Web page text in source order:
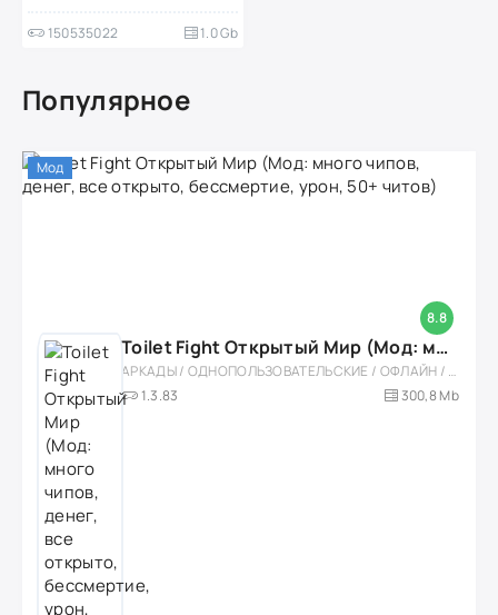
150535022 1.0 Gb
Популярное
8.8
Мод
Toilet Fight Открытый Мир (Мод: много чипов, денег, все открыто, бессмертие, урон, 50+ читов)
АРКАДЫ / ОДНОПОЛЬЗОВАТЕЛЬСКИЕ / ОФЛАЙН / МОД / РОЛЕВЫЕ / ШУТЕРЫ / ОТКРЫТЫЙ МИР / ВСТРОЕННЫЙ КЕШ / 3D / ЭКШЕНЫ / ТУАЛЕТНЫЕ ВОЙНЫ / ДЛЯ ДЕТЕЙ
1.3.83
300,8 Mb